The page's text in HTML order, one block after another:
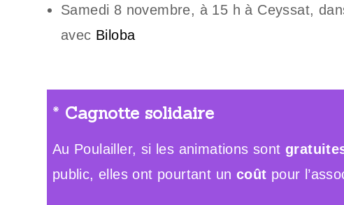
Samedi 8 novembre, à 15 h à Ceyssat,
avec Biloba
* Cagnotte solidaire
Au Poulailler, si les animations sont
public, elles ont pourtant un coût pour